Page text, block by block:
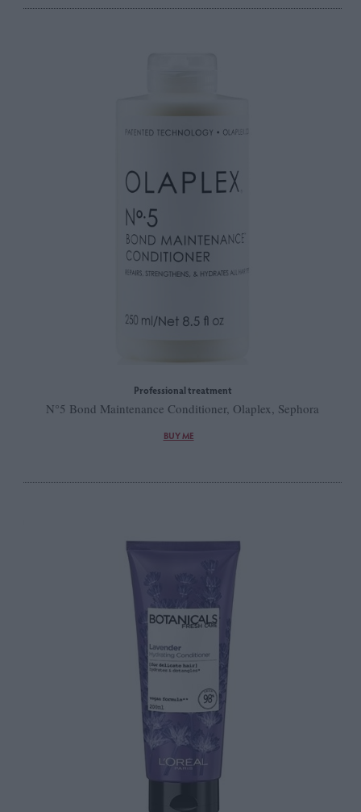
Professional treatment
N°5 Bond Maintenance Conditioner, Olaplex, Sephora
BUY ME